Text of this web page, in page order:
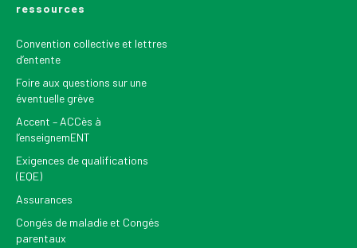
ressources
Convention collective et lettres
d’entente
Foire aux questions sur une
éventuelle grève
Accent – ACCès à
l’enseignemENT
Exigences de qualifications
(EQE)
Assurances
Congés de maladie et Congés
parentaux